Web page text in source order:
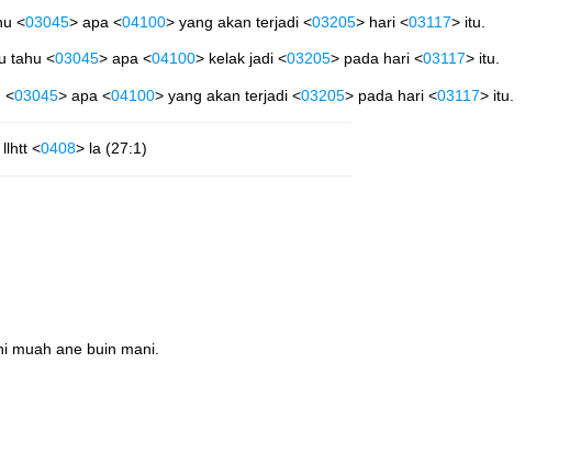
<03045> apa <04100> yang akan terjadi <03205> hari <03117> itu.
tahu <03045> apa <04100> kelak jadi <03205> pada hari <03117> itu.
<03045> apa <04100> yang akan terjadi <03205> pada hari <03117> itu.
llhtt <0408> la (27:1)
muah ane buin mani.